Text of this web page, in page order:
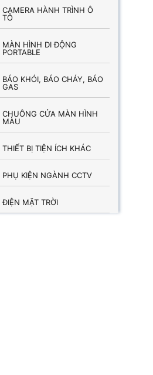
CAMERA HÀNH TRÌNH Ô
TÔ
MÀN HÌNH DI ĐỘNG
PORTABLE
BÁO KHÓI, BÁO CHÁY, BÁO
GAS
CHUÔNG CỬA MÀN HÌNH
MÀU
THIẾT BỊ TIỆN ÍCH KHÁC
PHỤ KIỆN NGÀNH CCTV
ĐIỆN MẶT TRỜI